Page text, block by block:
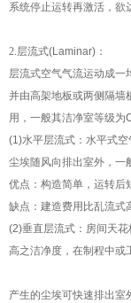
系统停止运转再激活，欲
2.层流式(Laminar) ：
层流式空气气流运动成一
并由高架地板或两侧隔墙
用，一般其洁净室等级为
(1)水平层流式：水平式
尘埃随风向排出室外，一
优点：构造简单，运转后
缺点：建造费用比乱流式
(2)垂直层流式：房间天花
高之洁净度，在制程中或
产生的尘埃可快速排出室